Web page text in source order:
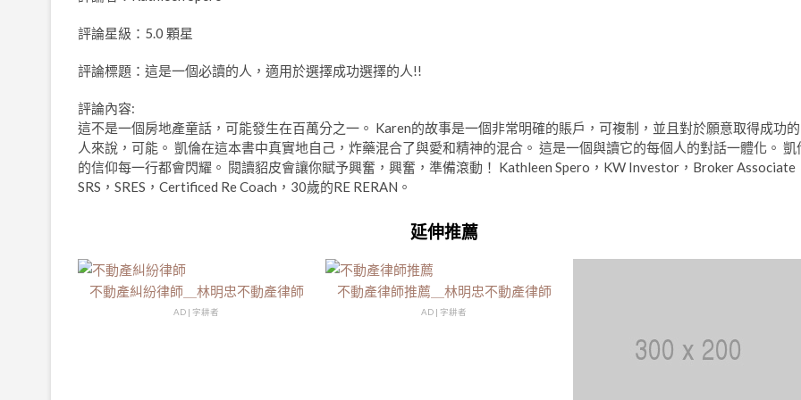
評論星級：5.0 顆星
評論標題：這是一個必讀的人，適用於選擇成功選擇的人!!
評論內容:
這不是一個房地產童話，可能發生在百萬分之一。 Karen的故事是一個非常明確的賬戶，可複制，並且對於願意取得成功的
人來說，可能。 凱倫在這本書中真實地自己，炸藥混合了與愛和精神的混合。 這是一個與讀它的每個人的對話一體化。 凱
的信仰每一行都會閃耀。 閱讀貂皮會讓你賦予興奮，興奮，準備滾動！ Kathleen Spero，KW Investor，Broker Associate
SRS，SRES，Certificed Re Coach，30歲的RE RERAN。
延伸推薦
不動產糾紛律師＿林明忠不動產律師
AD | 字耕者
不動產律師推薦＿林明忠不動產律師
AD | 字耕者